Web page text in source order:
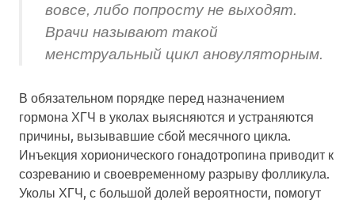
вовсе, либо попросту не выходят.
Врачи называют такой
менструальный цикл ановуляторным.
В обязательном порядке перед назначением
гормона ХГЧ в уколах выясняются и устраняются
причины, вызывавшие сбой месячного цикла.
Инъекция хорионического гонадотропина приводит к
созреванию и своевременному разрыву фолликула.
Уколы ХГЧ, с большой долей вероятности, помогут